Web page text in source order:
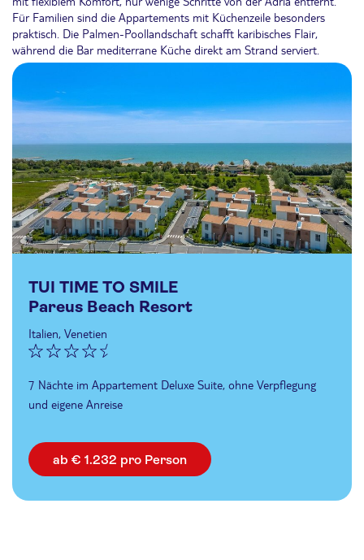
Für Familien sind die Appartements mit Küchenzeile besonders
praktisch. Die Palmen-Poollandschaft schafft karibisches Flair,
während die Bar mediterrane Küche direkt am Strand serviert.
TUI TIME TO SMILE
Pareus Beach Resort
Italien, Venetien
7 Nächte im Appartement Deluxe Suite, ohne Verpflegung
und eigene Anreise
ab € 1.232 pro Person